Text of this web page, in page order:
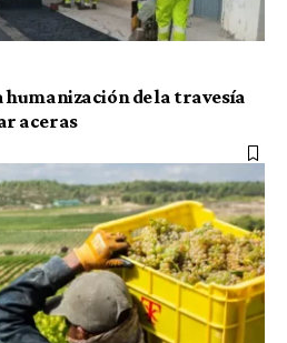
de la travesía
aceras